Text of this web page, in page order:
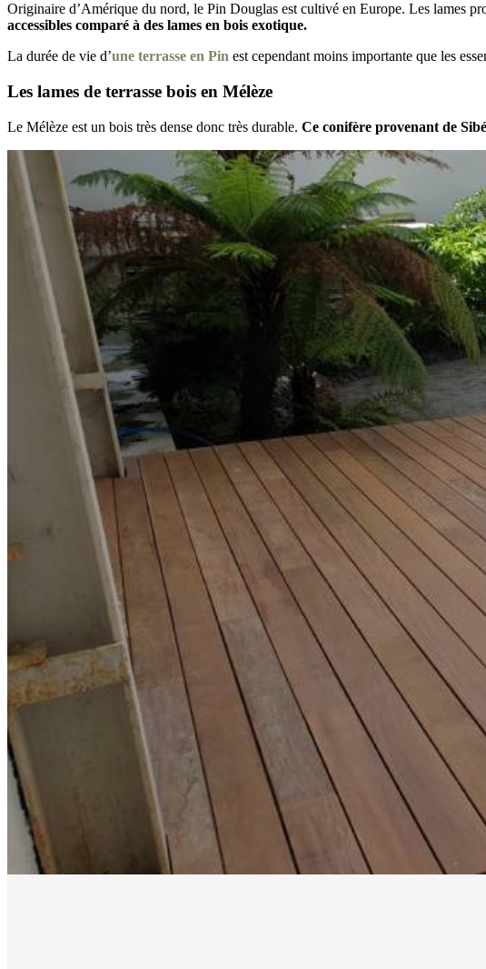
Originaire d’Amérique du nord, le Pin Douglas est cultivé en Europe. Les lames
accessibles comparé à des lames en bois exotique.
La durée de vie d’une terrasse en Pin est cependant moins importante que les
Les lames de terrasse bois en Mélèze
Le Mélèze est un bois très dense donc très durable. Ce conifère provenant de